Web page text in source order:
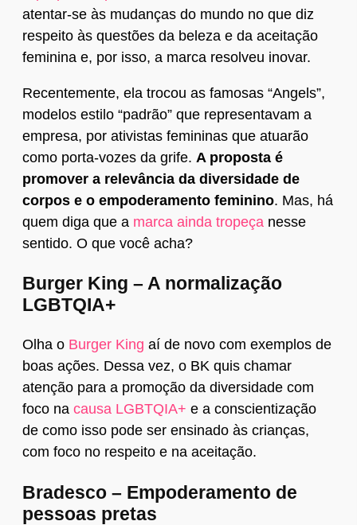
atentar-se às mudanças do mundo no que diz
respeito às questões da beleza e da aceitação
feminina e, por isso, a marca resolveu inovar.
Recentemente, ela trocou as famosas “Angels”,
modelos estilo “padrão” que representavam a
empresa, por ativistas femininas que atuarão
como porta-vozes da grife. A proposta é
promover a relevância da diversidade de
corpos e o empoderamento feminino. Mas, há
quem diga que a marca ainda tropeça nesse
sentido. O que você acha?
Burger King – A normalização
LGBTQIA+
Olha o Burger King aí de novo com exemplos de
boas ações. Dessa vez, o BK quis chamar
atenção para a promoção da diversidade com
foco na causa LGBTQIA+ e a conscientização
de como isso pode ser ensinado às crianças,
com foco no respeito e na aceitação.
Bradesco – Empoderamento de
pessoas pretas